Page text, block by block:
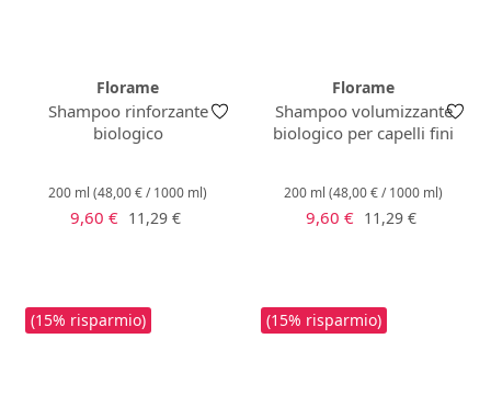
Florame
Shampoo rinforzante
biologico
200 ml (48,00 € / 1000 ml)
Prezzo di vendita:
9,60 € Prezzo normale:
11,29 €
Florame
Shampoo volumizzante
biologico per capelli fini
200 ml (48,00 € / 1000 ml)
Prezzo di vendita:
9,60 € Prezzo normale:
11,29 €
(15% risparmio) (15% risparmio)